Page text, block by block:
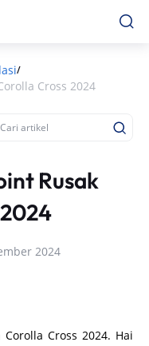
/
Cross 2024
Rusak
2024
Cross 2024. Hai